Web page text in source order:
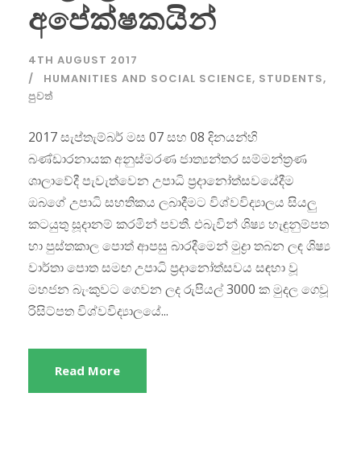
අපේක්ෂකයින්
4TH AUGUST 2017
HUMANITIES AND SOCIAL SCIENCE, STUDENTS,
පුවත්
2017 සැප්තැම්බර් මස 07 සහ 08 දිනයන්හි
බණ්ඩාරනායක අනුස්මරණ ජාත්‍යන්තර සම්මන්ත්‍රණ
ශාලාවේදී පැවැත්වෙන උපාධි ප්‍රදානෝත්සවයේදීම
ඔබගේ උපාධි සහතිකය ලබාදීමට විශ්වවිද්‍යාලය සියලු
කටයුතු සූදානම් කරමින් පවතී. එබැවින් ශිෂ්‍ය හැඳුනුම්පත
හා පුස්තකාල පොත් ආපසු බාරදීමෙන් මුද්‍රා තබන ලඳ ශිෂ්‍ය
වාර්තා පොත සමඟ උපාධි ප්‍රදානෝත්සවය සඳහා වූ
මහජන බැංකුවට ගෙවන ලද රුපියල් 3000 ක මුදල ගෙවූ
රිසිට්පත විශ්වවිද්‍යාලයේ...
Read More